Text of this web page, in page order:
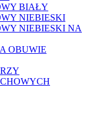
BIAŁY
NIEBIESKI
NIEBIESKI NA
OBUWIE